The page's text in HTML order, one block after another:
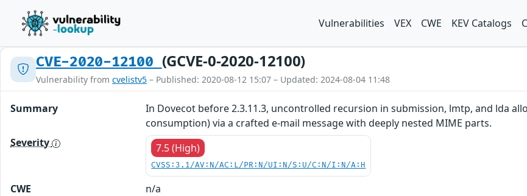
Vulnerabilities VEX CWE KEV Catalogs
CVE-2020-12100 (GCVE-0-2020-12100)
Vulnerability from cvelistv5 – Published: 2020-08-12 15:07 – Updated: 2024-08-04 11:48
Summary
In Dovecot before 2.3.11.3, uncontrolled recursion in submission, lmtp, and lda
consumption) via a crafted e-mail message with deeply nested MIME parts.
Severity
7.5 (High)
CVSS:3.1/AV:N/AC:L/PR:N/UI:N/S:U/C:N/I:N/A:H
CWE
n/a